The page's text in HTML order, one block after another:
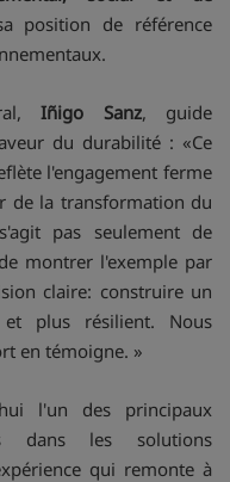
position de référence
Iñigo Sanz, guide
du durabilité : «Ce
l'engagement ferme
de la transformation du
pas seulement de
montrer l'exemple par
claire: construire un
plus résilient. Nous
en témoigne. »
l'un des principaux
dans les solutions
qui remonte à